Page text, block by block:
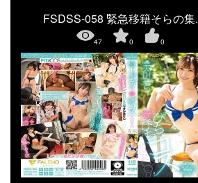
FSDSS-058 緊急移籍そらの集.
47 0 0